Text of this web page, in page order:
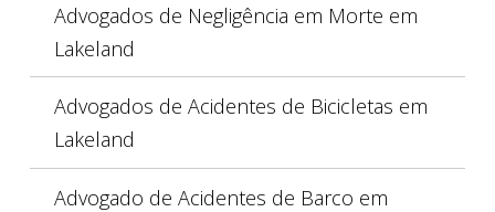
Advogados de Negligência em Morte em
Lakeland
Advogados de Acidentes de Bicicletas em
Lakeland
Advogado de Acidentes de Barco em